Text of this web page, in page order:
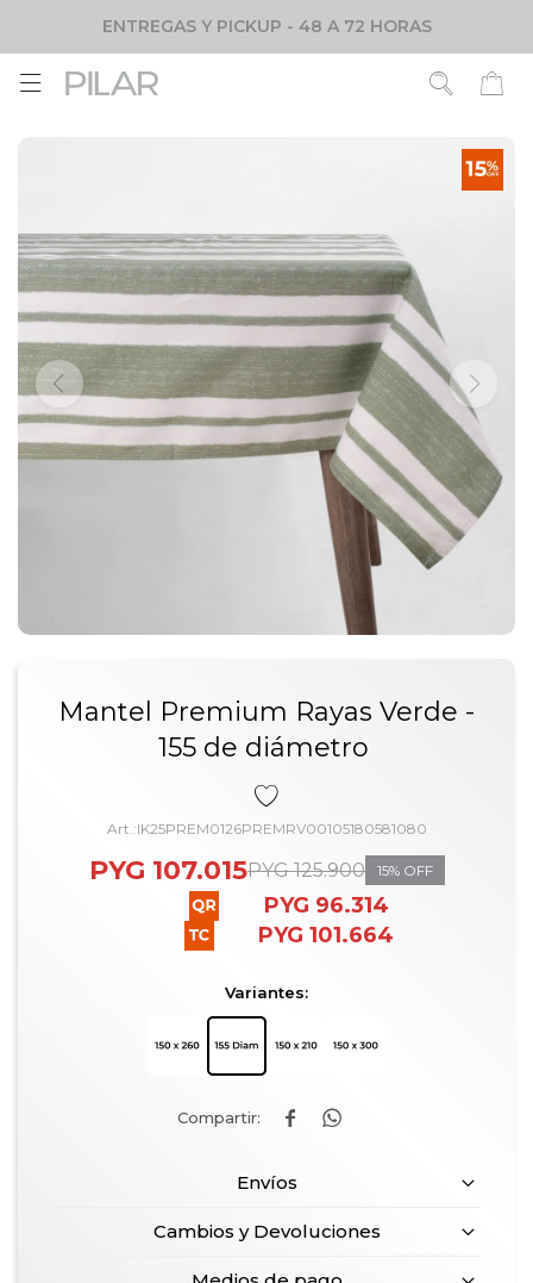
ENTREGAS Y PICKUP - 48 A 72 HORAS

Mantel Premium Rayas Verde -
155 de diámetro
IK25PREM0126PREMRV00105180581080
PYG 107.015PYG 125.900 15
PYG 96.314
PYG 101.664
Variantes:
 
Envíos
Cambios y Devoluciones